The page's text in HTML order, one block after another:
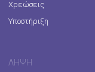
Χρεώσεις
Υποστήριξη
ΛΉΨΗ